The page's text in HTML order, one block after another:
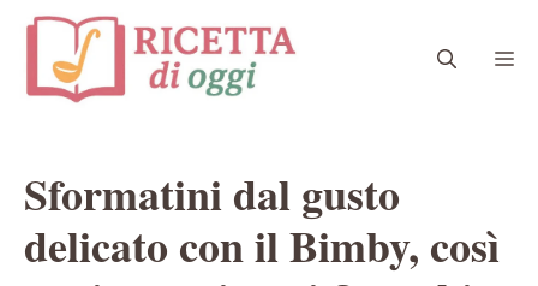
contenuto
Sformatini dal gusto
delicato con il Bimby, così